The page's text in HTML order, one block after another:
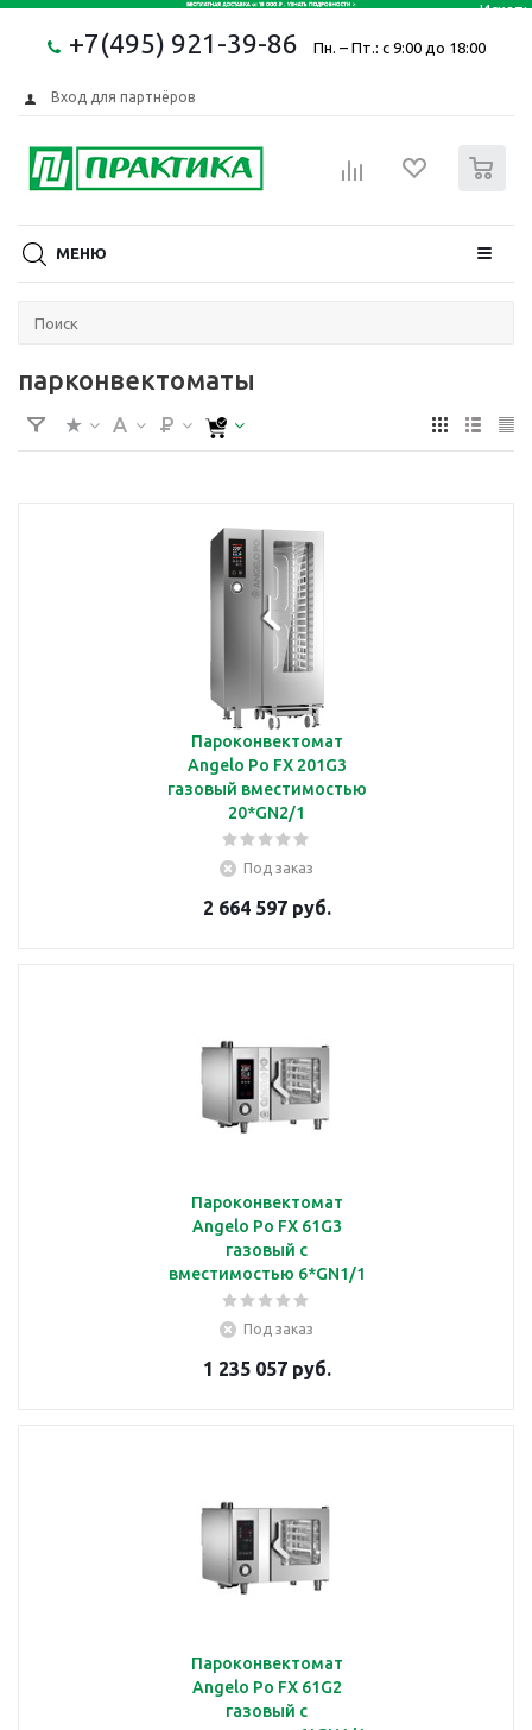
+7(495) 921-39-86 Пн. – Пт.: с 9:00 до 18:00
Вход для партнёров
МЕНЮ
парконвектоматы
Пароконвектомат
Angelo Po FX 201G3
газовый вместимостью
20*GN2/1
Под заказ
2 664 597 руб.
Пароконвектомат
Angelo Po FX 61G3
газовый с
вместимостью 6*GN1/1
Под заказ
1 235 057 руб.
Пароконвектомат
Angelo Po FX 61G2
газовый с